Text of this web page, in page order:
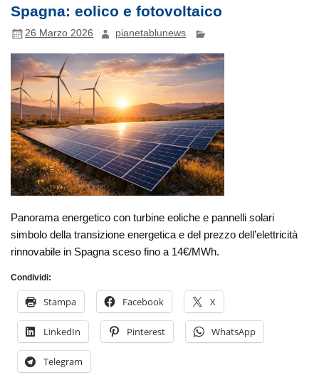
Spagna: eolico e fotovoltaico
26 Marzo 2026 pianetablunews
Panorama energetico con turbine eoliche e pannelli solari
simbolo della transizione energetica e del prezzo dell’elettricità
rinnovabile in Spagna sceso fino a 14€/MWh.
Condividi:
Stampa Facebook X
LinkedIn Pinterest WhatsApp
Telegram